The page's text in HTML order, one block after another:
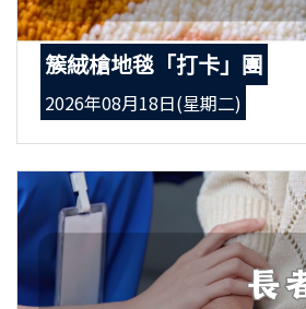
簇絨槍地毯「打卡」團
2026年08月18日(星期二)